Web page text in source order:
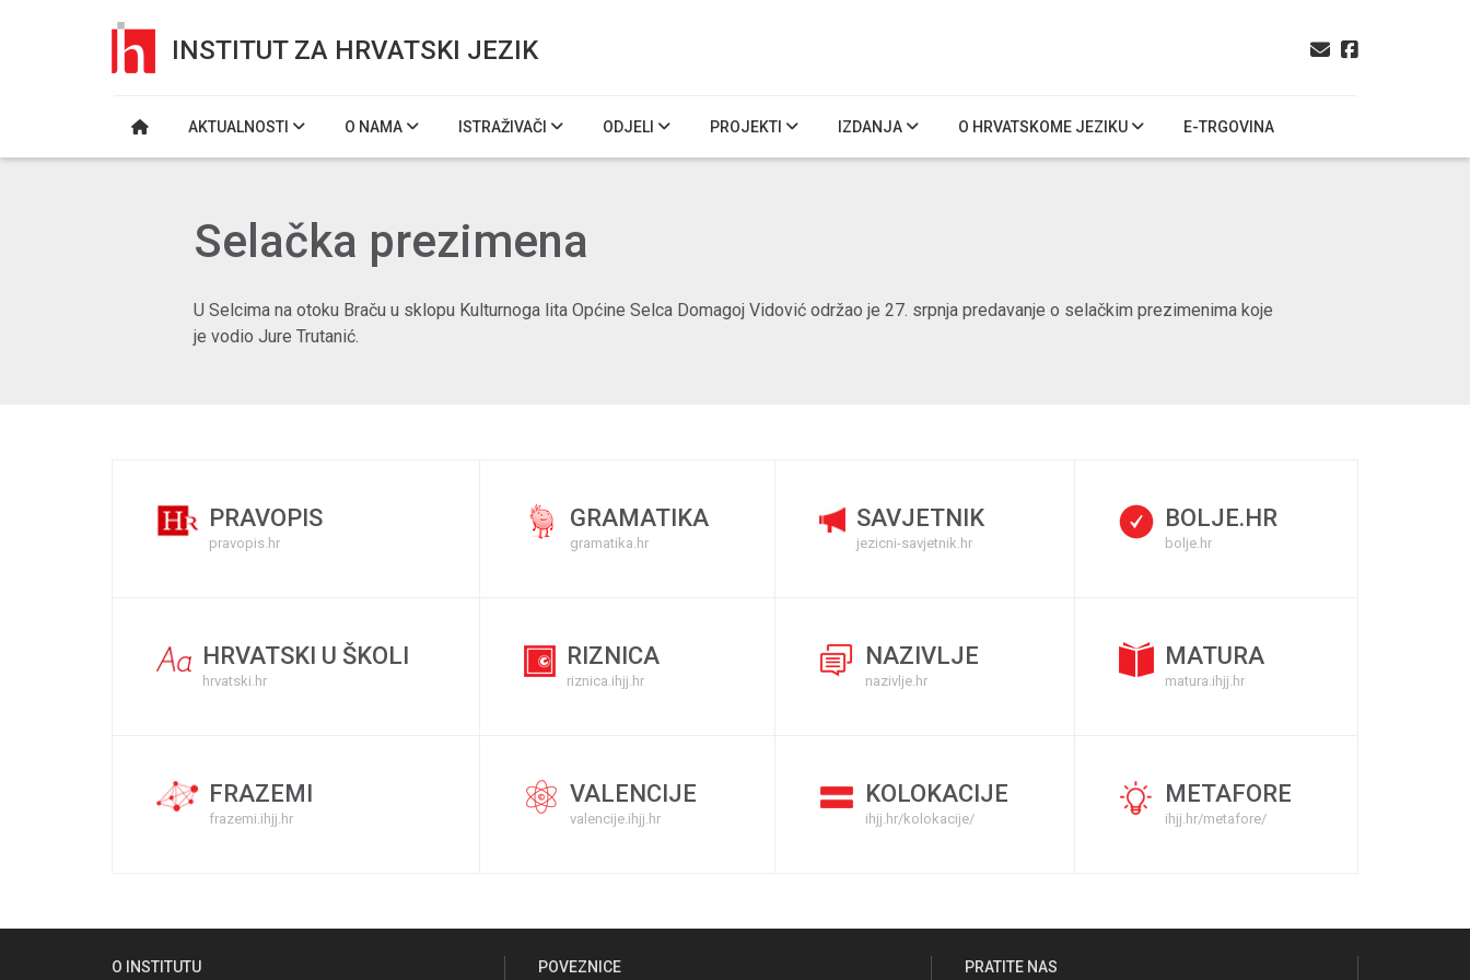
INSTITUT ZA HRVATSKI JEZIK
AKTUALNOSTI O NAMA ISTRAŽIVAČI ODJELI PROJEKTI IZDANJA O HRVATSKOME JEZIKU E-TRGOVINA
Selačka prezimena
U Selcima na otoku Braču u sklopu Kulturnoga lita Općine Selca Domagoj Vidović održao je 27. srpnja predavanje o selačkim prezimenima koje
je vodio Jure Trutanić.
PRAVOPIS
pravopis.hr
GRAMATIKA
gramatika.hr
SAVJETNIK
jezicni-savjetnik.hr
BOLJE.HR
bolje.hr
HRVATSKI U ŠKOLI
hrvatski.hr
RIZNICA
riznica.ihjj.hr
NAZIVLJE
nazivlje.hr
MATURA
matura.ihjj.hr
FRAZEMI
frazemi.ihjj.hr
VALENCIJE
valencije.ihjj.hr
KOLOKACIJE
ihjj.hr/kolokacije/
METAFORE
ihjj.hr/metafore/
O INSTITUTU POVEZNICE PRATITE NAS